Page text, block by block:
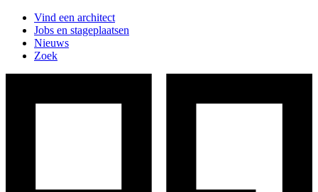
Vind een architect
Jobs en stageplaatsen
Nieuws
Zoek